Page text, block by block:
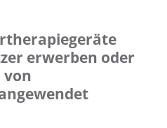
erwerben oder
von